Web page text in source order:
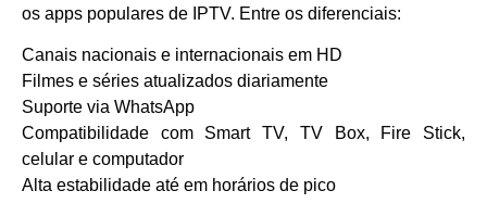
os apps populares de IPTV. Entre os diferenciais:
Canais nacionais e internacionais em HD
Filmes e séries atualizados diariamente
Suporte via WhatsApp
Compatibilidade com Smart TV, TV Box, Fire Stick,
celular e computador
Alta estabilidade até em horários de pico